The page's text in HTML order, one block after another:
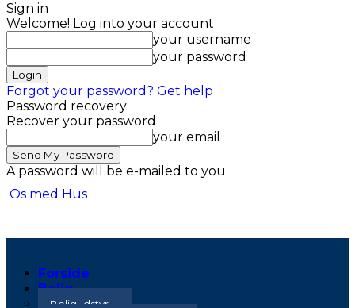
Sign in
Welcome! Log into your account
your username
your password
Forgot your password? Get help
Password recovery
Recover your password
your email
A password will be e-mailed to you.
Os med Hus
Forside
Bolig
Boligudstyr